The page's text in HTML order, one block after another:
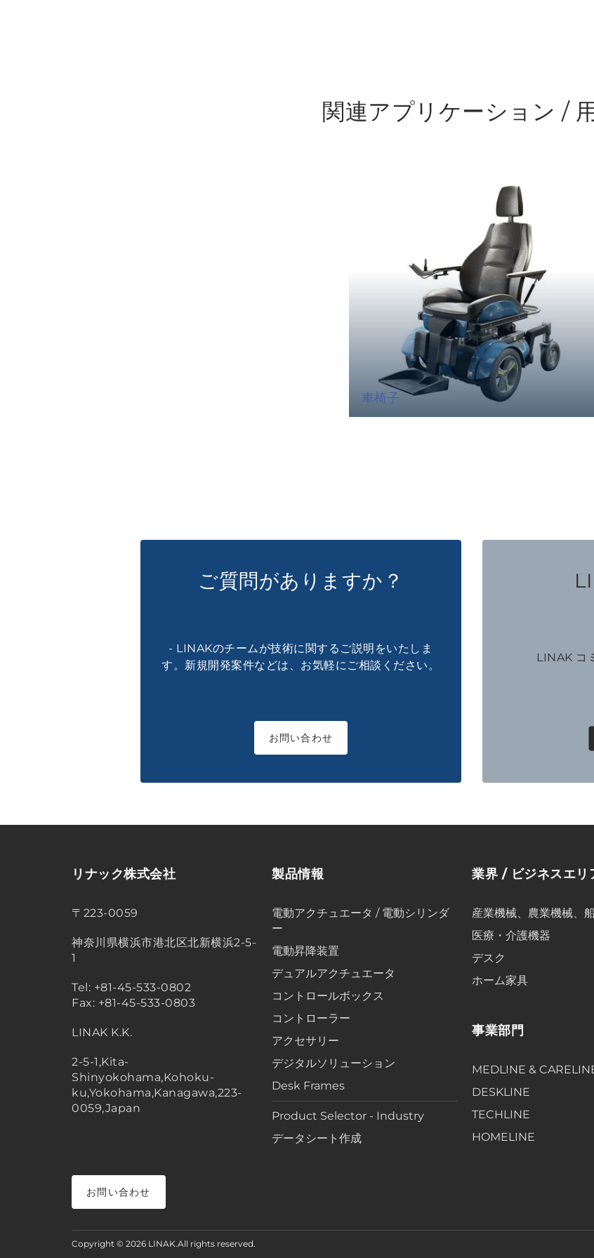
関連アプリケーション /
車椅子
ご質問がありますか？
- LINAKのチームが技術に関するご説明をいたしま
す。新規開発案件などは、お気軽にご相談ください。
お問い合わせ
LINAK コ
リナック株式会社
〒223-0059
神奈川県横浜市港北区北新横浜2-5-
1
Tel: +81-45-533-0802
Fax: +81-45-533-0803
LINAK K.K.
2-5-1,Kita-
Shinyokohama,Kohoku-
ku,Yokohama,Kanagawa,223-
0059,Japan
お問い合わせ
製品情報
電動アクチュエータ / 電動シリンダ
ー
電動昇降装置
デュアルアクチュエータ
コントロールボックス
コントローラー
アクセサリー
デジタルソリューション
Desk Frames
Product Selector - Industry
データシート作成
業界 / ビジネスエリ
産業機械、農業機械、
医療・介護機器
デスク
ホーム家具
事業部門
MEDLINE &
DESKLINE
TECHLINE
HOMELINE
Copyright © 2026 LINAK.All rights reserved.